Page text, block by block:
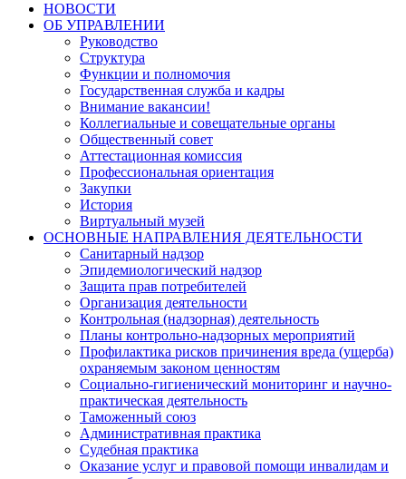
НОВОСТИ
ОБ УПРАВЛЕНИИ
Руководство
Структура
Функции и полномочия
Государственная служба и кадры
Внимание вакансии!
Коллегиальные и совещательные органы
Общественный совет
Аттестационная комиссия
Профессиональная ориентация
Закупки
История
Виртуальный музей
ОСНОВНЫЕ НАПРАВЛЕНИЯ ДЕЯТЕЛЬНОСТИ
Санитарный надзор
Эпидемиологический надзор
Защита прав потребителей
Организация деятельности
Контрольная (надзорная) деятельность
Планы контрольно-надзорных мероприятий
Профилактика рисков причинения вреда (ущерба)
охраняемым законом ценностям
Социально-гигиенический мониторинг и научно-
практическая деятельность
Таможенный союз
Административная практика
Судебная практика
Оказание услуг и правовой помощи инвалидам и